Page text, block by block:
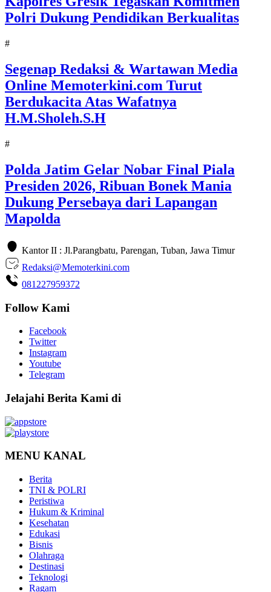
Polri Dukung Pendidikan Berkualitas
#
Segenap Redaksi & Wartawan Media
Online Memoterkini.com Turut
Berdukacita Atas Wafatnya
H.M.Sholeh.S.H
#
Polda Jatim Gelar Nobar Final Piala
Presiden 2026, Ribuan Bonek Mania
Dukung Persebaya dari Lapangan
Mapolda
Kantor II : Jl.Parangbatu, Parengan, Tuban, Jawa Timur
Redaksi@Memoterkini.com
081227959372
Follow Kami
Facebook
Twitter
Instagram
Youtube
Telegram
Jelajahi Berita Kami di
MENU KANAL
Berita
TNI & POLRI
Peristiwa
Hukum & Kriminal
Kesehatan
Edukasi
Bisnis
Olahraga
Destinasi
Teknologi
Ragam